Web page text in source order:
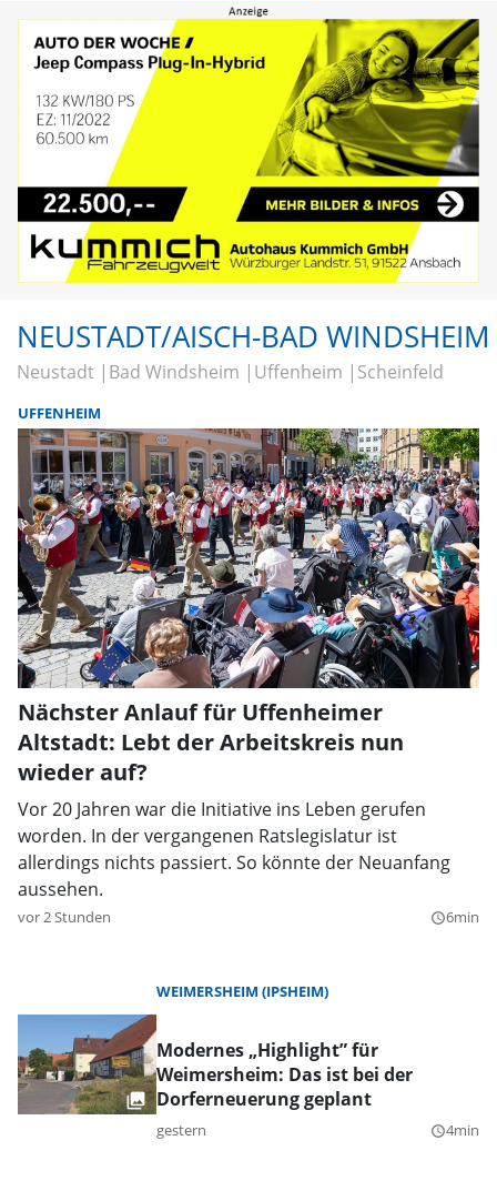
NEUSTADT/AISCH-BAD WINDSHEIM
Neustadt Bad Windsheim Uffenheim Scheinfeld
UFFENHEIM
Nächster Anlauf für Uffenheimer
Altstadt: Lebt der Arbeitskreis nun
wieder auf?
Vor 20 Jahren war die Initiative ins Leben gerufen
worden. In der vergangenen Ratslegislatur ist
allerdings nichts passiert. So könnte der Neuanfang
aussehen.
vor 2 Stunden query_builder6min
WEIMERSHEIM (IPSHEIM)
Modernes „Highlight” für
Weimersheim: Das ist bei der
Dorferneuerung geplant
gestern query_builder4min